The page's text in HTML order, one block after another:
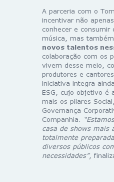
A parceria com o
incentivar não
conhecer e consumir
música, mas
novos talentos
colaboração com os
vivem desse meio,
produtores e
iniciativa integra
ESG, cujo objetivo é
mais os pilares
Governança
Companhia.
casa de shows mais
totalmente
diversos públicos
necessidades”,